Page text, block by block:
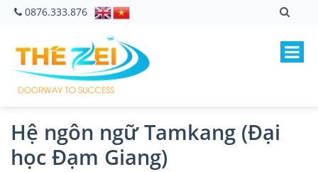
0876.333.876
Hệ ngôn ngữ Tamkang (Đại
học Đạm Giang)